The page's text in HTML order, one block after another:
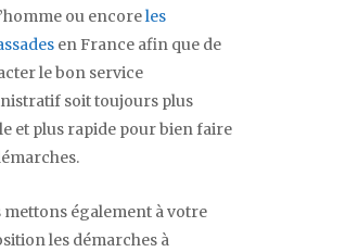
ou encoreles
en France afin que de
le bon service
soit toujours plus
et plus rapide pour bien faire
mettons également à votre
les démarches à